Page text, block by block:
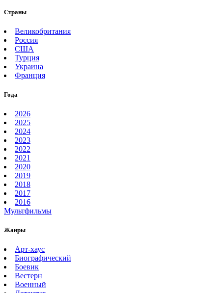
Страны
Великобритания
Россия
США
Турция
Украина
Франция
Года
2026
2025
2024
2023
2022
2021
2020
2019
2018
2017
2016
Мультфильмы
Жанры
Арт-хаус
Биографический
Боевик
Вестерн
Военный